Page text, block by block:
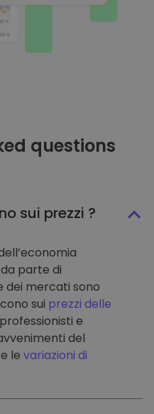
questions
sui prezzi ?
parte di
dei mercati sono
sui prezzi delle
e
del
le variazioni di